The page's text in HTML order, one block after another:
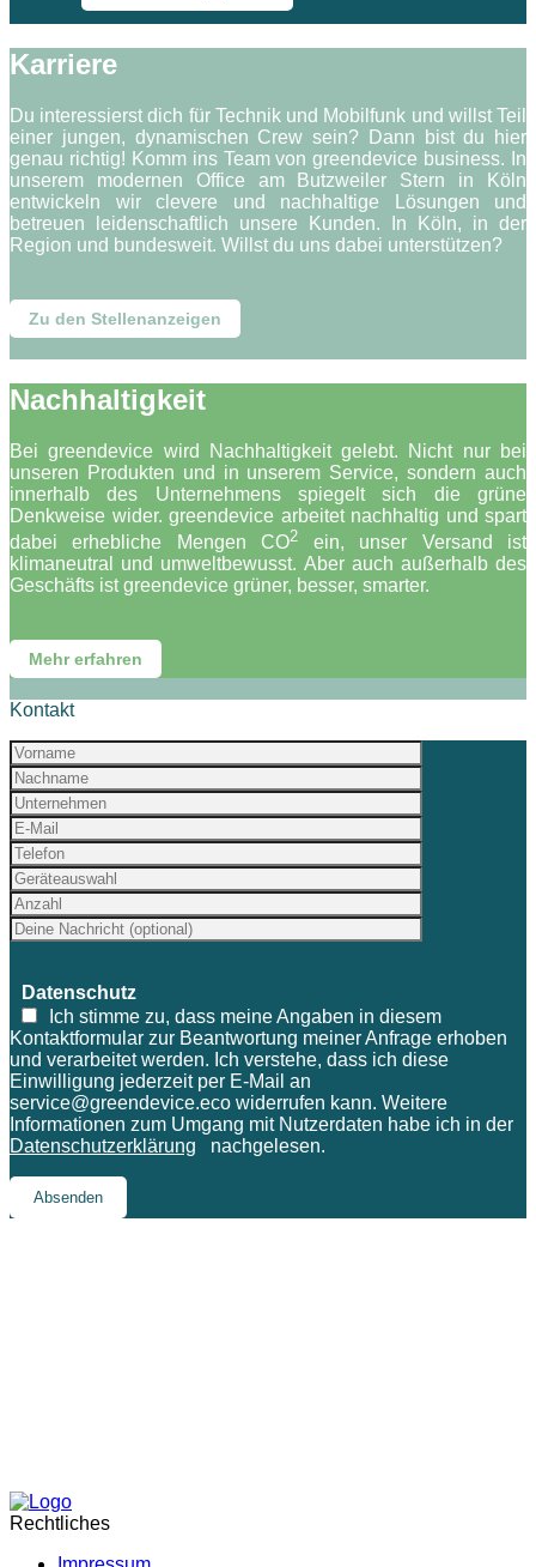
Karriere
Du interessierst dich für Technik und Mobilfunk und willst Teil
einer jungen, dynamischen Crew sein? Dann bist du hier
genau richtig! Komm ins Team von greendevice business. In
unserem modernen Office am Butzweiler Stern in Köln
entwickeln wir clevere und nachhaltige Lösungen und
betreuen leidenschaftlich unsere Kunden. In Köln, in der
Region und bundesweit. Willst du uns dabei unterstützen?
Zu den Stellenanzeigen
Nachhaltigkeit
Bei greendevice wird Nachhaltigkeit gelebt. Nicht nur bei
unseren Produkten und in unserem Service, sondern auch
innerhalb des Unternehmens spiegelt sich die grüne
Denkweise wider. greendevice arbeitet nachhaltig und spart
dabei erhebliche Mengen CO2 ein, unser Versand ist
klimaneutral und umweltbewusst. Aber auch außerhalb des
Geschäfts ist greendevice grüner, besser, smarter.
Mehr erfahren
Kontakt
Datenschutz
Ich stimme zu, dass meine Angaben in diesem
Kontaktformular zur Beantwortung meiner Anfrage erhoben
und verarbeitet werden. Ich verstehe, dass ich diese
Einwilligung jederzeit per E-Mail an
service@greendevice.eco widerrufen kann. Weitere
Informationen zum Umgang mit Nutzerdaten habe ich in der
Datenschutzerklärung nachgelesen.
Rechtliches